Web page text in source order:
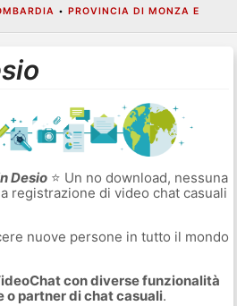
• PROVINCIA DI MONZA E
Desio⭐ Un no download, nessuna
registrazione di video chat casuali
nuove persone in tutto il mondo
con diverse funzionalità
o partner di chat casuali.